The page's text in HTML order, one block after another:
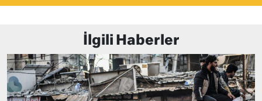
İlgili Haberler